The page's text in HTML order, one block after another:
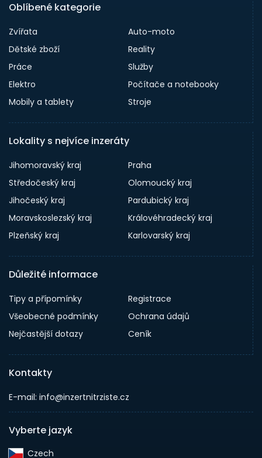
Oblíbené kategorie
Zvířata
Auto-moto
Dětské zboží
Reality
Práce
Služby
Elektro
Počítače a notebooky
Mobily a tablety
Stroje
Lokality s nejvíce inzeráty
Jihomoravský kraj
Praha
Středočeský kraj
Olomoucký kraj
Jihočeský kraj
Pardubický kraj
Moravskoslezský kraj
Královéhradecký kraj
Plzeňský kraj
Karlovarský kraj
Důležité informace
Tipy a přípomínky
Registrace
Všeobecné podmínky
Ochrana údajů
Nejčastější dotazy
Ceník
Kontakty
E-mail: info@inzertnitrziste.cz
Vyberte jazyk
Czech‎